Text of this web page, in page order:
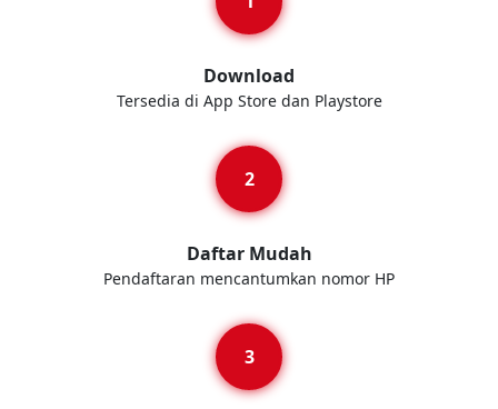
Download
Tersedia di App Store dan Playstore
Daftar Mudah
Pendaftaran mencantumkan nomor HP